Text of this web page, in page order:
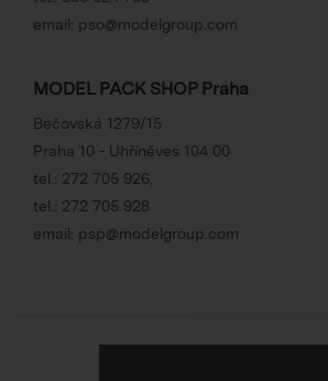
email: pso@modelgroup.com
MODEL PACK SHOP Praha
Bečovská 1279/15
Praha 10 - Uhříněves 104 00
tel.: 272 705 926
tel.: 272 705 928
email: psp@modelgroup.com